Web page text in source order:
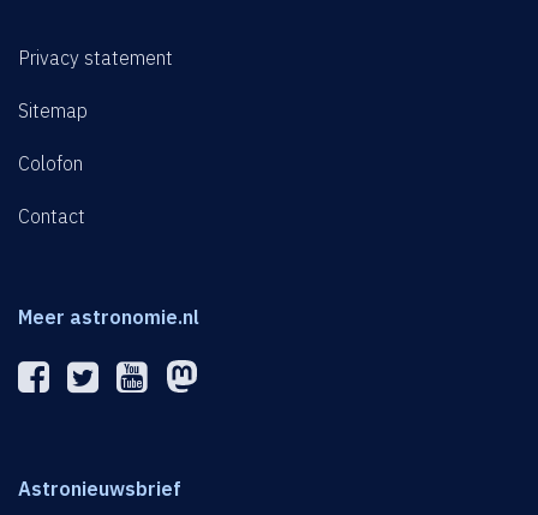
Privacy statement
Sitemap
Colofon
Contact
Meer astronomie.nl
Astronieuwsbrief